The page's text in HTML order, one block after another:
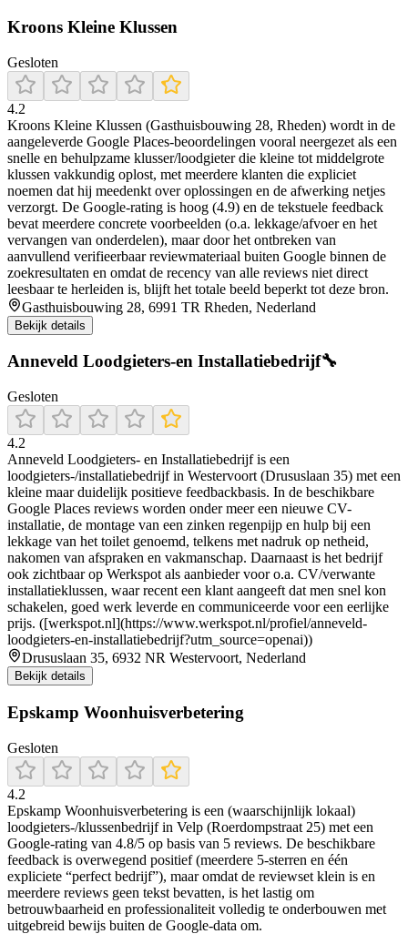
Kroons Kleine Klussen
Gesloten
4.2
Kroons Kleine Klussen (Gasthuisbouwing 28, Rheden) wordt in de
aangeleverde Google Places-beoordelingen vooral neergezet als een
snelle en behulpzame klusser/loodgieter die kleine tot middelgrote
klussen vakkundig oplost, met meerdere klanten die expliciet
noemen dat hij meedenkt over oplossingen en de afwerking netjes
verzorgt. De Google-rating is hoog (4.9) en de tekstuele feedback
bevat meerdere concrete voorbeelden (o.a. lekkage/afvoer en het
vervangen van onderdelen), maar door het ontbreken van
aanvullend verifieerbaar reviewmateriaal buiten Google binnen de
zoekresultaten en omdat de recency van alle reviews niet direct
leesbaar te herleiden is, blijft het totale beeld beperkt tot deze bron.
Gasthuisbouwing 28, 6991 TR Rheden, Nederland
Bekijk details
Anneveld Loodgieters-en Installatiebedrijf🔧
Gesloten
4.2
Anneveld Loodgieters- en Installatiebedrijf is een
loodgieters-/installatiebedrijf in Westervoort (Drususlaan 35) met een
kleine maar duidelijk positieve feedbackbasis. In de beschikbare
Google Places reviews worden onder meer een nieuwe CV-
installatie, de montage van een zinken regenpijp en hulp bij een
lekkage van het toilet genoemd, telkens met nadruk op netheid,
nakomen van afspraken en vakmanschap. Daarnaast is het bedrijf
ook zichtbaar op Werkspot als aanbieder voor o.a. CV/verwante
installatieklussen, waar recent een klant aangeeft dat men snel kon
schakelen, goed werk leverde en communiceerde voor een eerlijke
prijs. ([werkspot.nl](https://www.werkspot.nl/profiel/anneveld-
loodgieters-en-installatiebedrijf?utm_source=openai))
Drususlaan 35, 6932 NR Westervoort, Nederland
Bekijk details
Epskamp Woonhuisverbetering
Gesloten
4.2
Epskamp Woonhuisverbetering is een (waarschijnlijk lokaal)
loodgieters-/klussenbedrijf in Velp (Roerdompstraat 25) met een
Google-rating van 4.8/5 op basis van 5 reviews. De beschikbare
feedback is overwegend positief (meerdere 5-sterren en één
expliciete “perfect bedrijf”), maar omdat de reviewset klein is en
meerdere reviews geen tekst bevatten, is het lastig om
betrouwbaarheid en professionaliteit volledig te onderbouwen met
uitgebreid bewijs buiten de Google-data om.